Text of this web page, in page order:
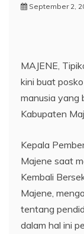
September 2,
MAJENE,
kini buat
manusia yang
Kabupaten
Kepala
Majene saat
Kembali
Majene,
tentang
dalam hal ini